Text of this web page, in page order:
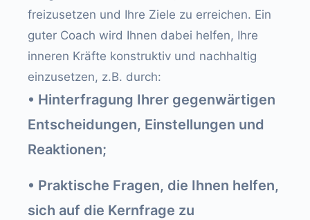
freizusetzen und Ihre Ziele zu erreichen. Ein
guter Coach wird Ihnen dabei helfen, Ihre
inneren Kräfte konstruktiv und nachhaltig
einzusetzen, z.B. durch:
• Hinterfragung Ihrer gegenwärtigen
Entscheidungen, Einstellungen und
Reaktionen;
• Praktische Fragen, die Ihnen helfen,
sich auf die Kernfrage zu